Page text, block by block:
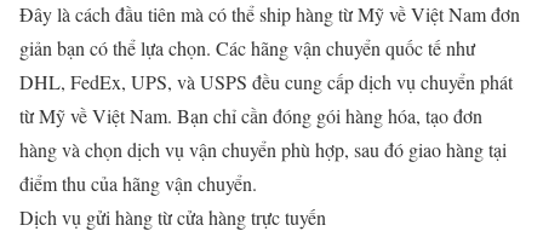
Đây là cách đầu tiên mà có thể ship hàng từ Mỹ về Việt Nam đơn
giản bạn có thể lựa chọn. Các hãng vận chuyển quốc tế như
DHL, FedEx, UPS, và USPS đều cung cấp dịch vụ chuyển phát
từ Mỹ về Việt Nam. Bạn chỉ cần đóng gói hàng hóa, tạo đơn
hàng và chọn dịch vụ vận chuyển phù hợp, sau đó giao hàng tại
điểm thu của hãng vận chuyển.
Dịch vụ gửi hàng từ cửa hàng trực tuyến